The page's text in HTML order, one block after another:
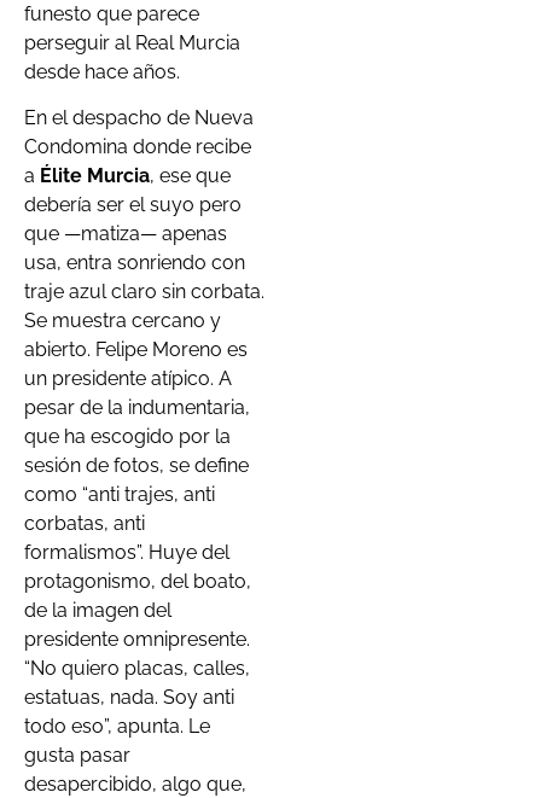
funesto que parece
perseguir al Real Murcia
desde hace años.
En el despacho de Nueva
Condomina donde recibe
a Élite Murcia, ese que
debería ser el suyo pero
que —matiza— apenas
usa, entra sonriendo con
traje azul claro sin corbata.
Se muestra cercano y
abierto. Felipe Moreno es
un presidente atípico. A
pesar de la indumentaria,
que ha escogido por la
sesión de fotos, se define
como “anti trajes, anti
corbatas, anti
formalismos”. Huye del
protagonismo, del boato,
de la imagen del
presidente omnipresente.
“No quiero placas, calles,
estatuas, nada. Soy anti
todo eso”, apunta. Le
gusta pasar
desapercibido, algo que,